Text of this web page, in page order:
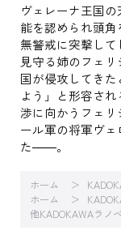
ヴェレーナ王国
能を認められ頭
無警戒に突撃し
見守る姉のフェ
国が侵攻してき
よう」と形容さ
渉に向かうフェ
ール軍の将軍ヴ
た――。
ホーム
ホーム
他KADOKAWAラノ